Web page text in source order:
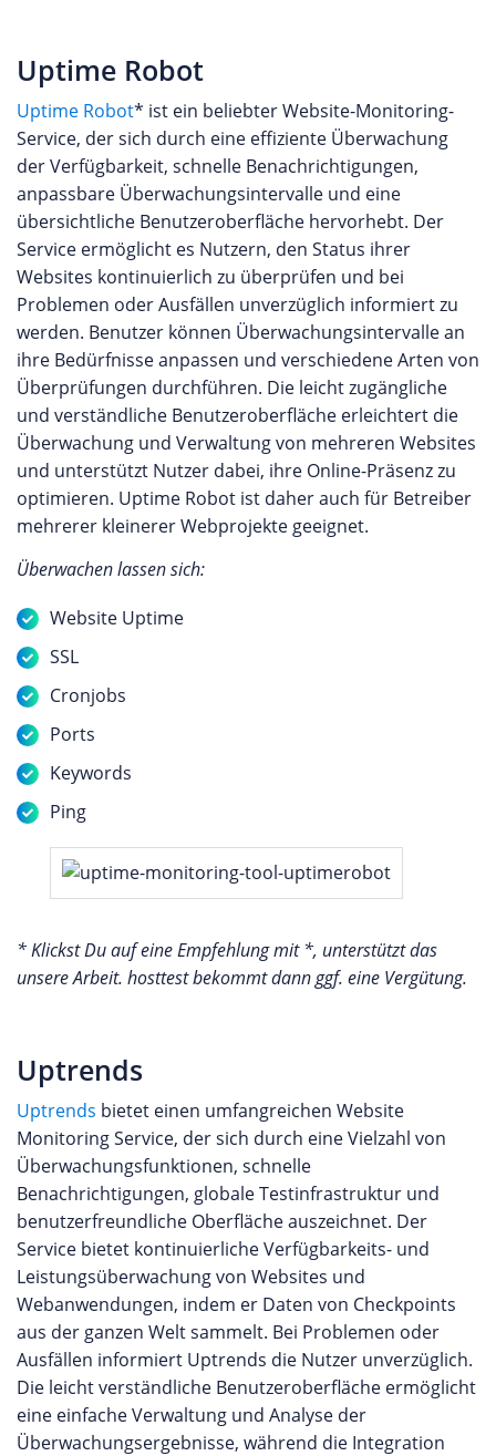
Uptime Robot
Uptime Robot* ist ein beliebter Website-Monitoring-
Service, der sich durch eine effiziente Überwachung
der Verfügbarkeit, schnelle Benachrichtigungen,
anpassbare Überwachungsintervalle und eine
übersichtliche Benutzeroberfläche hervorhebt. Der
Service ermöglicht es Nutzern, den Status ihrer
Websites kontinuierlich zu überprüfen und bei
Problemen oder Ausfällen unverzüglich informiert zu
werden. Benutzer können Überwachungsintervalle an
ihre Bedürfnisse anpassen und verschiedene Arten von
Überprüfungen durchführen. Die leicht zugängliche
und verständliche Benutzeroberfläche erleichtert die
Überwachung und Verwaltung von mehreren Websites
und unterstützt Nutzer dabei, ihre Online-Präsenz zu
optimieren. Uptime Robot ist daher auch für Betreiber
mehrerer kleinerer Webprojekte geeignet.
Überwachen lassen sich:
Website Uptime
SSL
Cronjobs
Ports
Keywords
Ping
* Klickst Du auf eine Empfehlung mit *, unterstützt das
unsere Arbeit. hosttest bekommt dann ggf. eine Vergütung.
Uptrends
Uptrends bietet einen umfangreichen Website
Monitoring Service, der sich durch eine Vielzahl von
Überwachungsfunktionen, schnelle
Benachrichtigungen, globale Testinfrastruktur und
benutzerfreundliche Oberfläche auszeichnet. Der
Service bietet kontinuierliche Verfügbarkeits- und
Leistungsüberwachung von Websites und
Webanwendungen, indem er Daten von Checkpoints
aus der ganzen Welt sammelt. Bei Problemen oder
Ausfällen informiert Uptrends die Nutzer unverzüglich.
Die leicht verständliche Benutzeroberfläche ermöglicht
eine einfache Verwaltung und Analyse der
Überwachungsergebnisse, während die Integration